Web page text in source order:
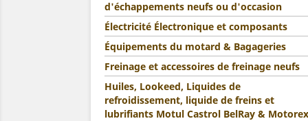
d'échappements neufs ou d'occasion
Électricité Électronique et composants
Équipements du motard & Bagageries
Freinage et accessoires de freinage neufs
Huiles, Lookeed, Liquides de
refroidissement, liquide de freins et
lubrifiants Motul Castrol BelRay & Motorex